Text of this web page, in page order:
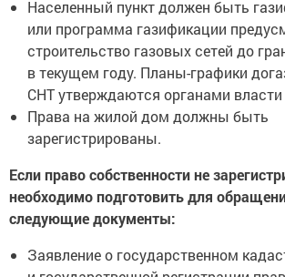
Населенный пункт должен быть
или программа газификации
строительство газовых сетей до
в текущем году. Планы-графики
СНТ утверждаются органами власти
Права на жилой дом должны быть
зарегистрированы.
Если право собственности не
необходимо подготовить для
следующие документы:
Заявление о государственном